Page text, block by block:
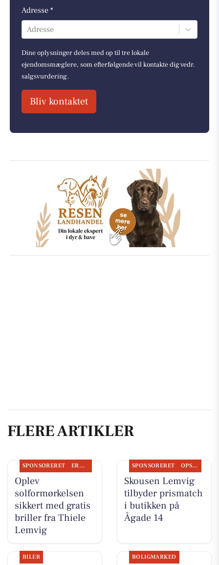
Adresse *
Adresse
Dine oplysninger deles med op til tre lokale
ejendomsmæglere, som efterfølgende vil kontakte dig vedr.
salgsvurdering.
Bliv kontaktet
FLERE ARTIKLER
SPONSORERET ERHVERV
Oplev
solformørkelsen
sikkert med gratis
briller fra Thiele
Lemvig
SPONSORERET OPSLAGSTAVLEN
Skousen Lemvig
tilbyder prismatch
i butikken på
Ågade 14
BILER BOLIGMARKED